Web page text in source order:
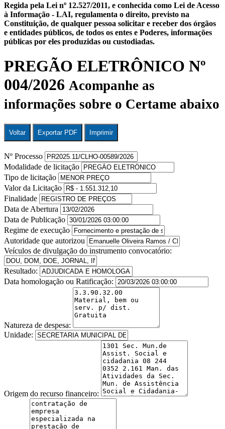
Regida pela Lei nº 12.527/2011, e conhecida como Lei de Acesso
à Informação - LAI, regulamenta o direito, previsto na
Constituição, de qualquer pessoa solicitar e receber dos órgãos
e entidades públicos, de todos os entes e Poderes, informações
públicas por eles produzidas ou custodiadas.
PREGÃO ELETRÔNICO Nº
004/2026 Acompanhe as
informações sobre o Certame abaixo
Voltar Exportar PDF Imprimir
Nº Processo
Modalidade de licitação
Tipo de licitação
Valor da Licitação
Finalidade
Data de Abertura
Data de Publicação
Regime de execução
Autoridade que autorizou
Veículos de divulgação do instrumento convocatório:
Resultado:
Data homologação ou Ratificação:
Natureza de despesa:
Unidade:
Origem do recurso financeiro: